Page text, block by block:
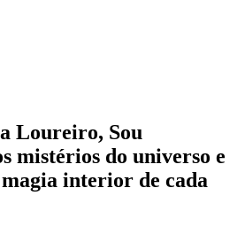
Loureiro, Sou
mistérios do universo e
interior de cada